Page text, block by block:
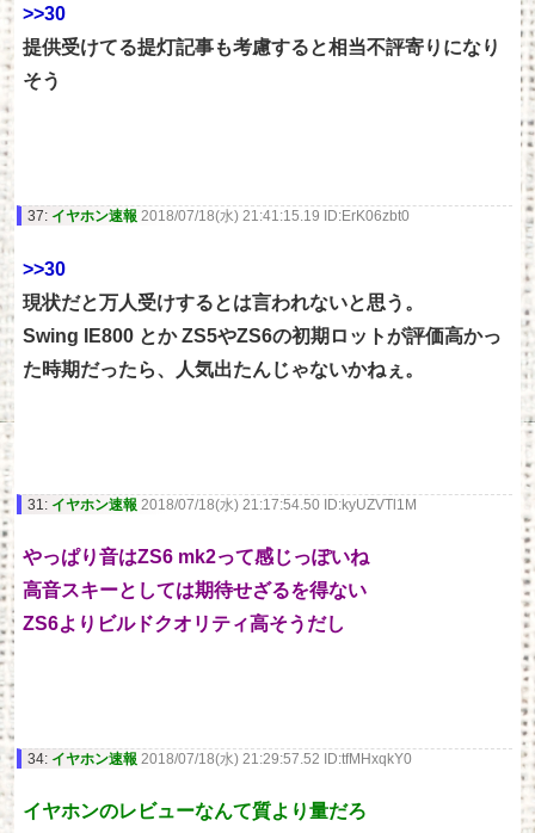
>>30
提供受けてる提灯記事も考慮すると相当不評寄りになり
そう
37: イヤホン速報 2018/07/18(水) 21:41:15.19 ID:ErK06zbt0
>>30
現状だと万人受けするとは言われないと思う。
Swing IE800 とか ZS5やZS6の初期ロットが評価高かっ
た時期だったら、人気出たんじゃないかねぇ。
31: イヤホン速報 2018/07/18(水) 21:17:54.50 ID:kyUZVTl1M
やっぱり音はZS6 mk2って感じっぽいね
高音スキーとしては期待せざるを得ない
ZS6よりビルドクオリティ高そうだし
34: イヤホン速報 2018/07/18(水) 21:29:57.52 ID:tfMHxqkY0
イヤホンのレビューなんて質より量だろ